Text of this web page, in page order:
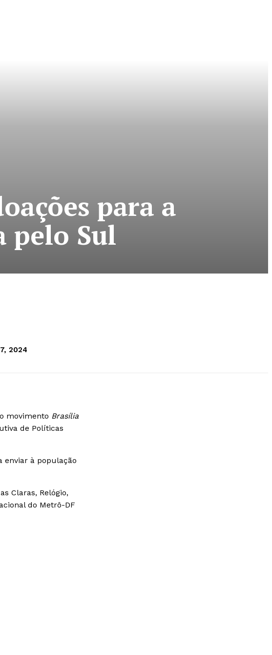
para a
pelo Sul
2024
movimento Brasília
de Políticas
enviar à população
Claras, Relógio,
do Metrô-DF